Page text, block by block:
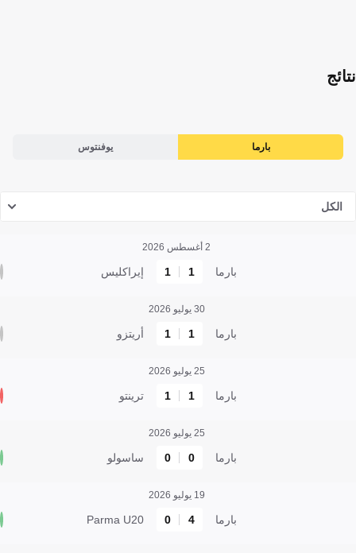
نتائج
بارما يوفنتوس
الكل
2 أغسطس 2026
بارما 1
1 إيراكليس
30 يوليو 2026
بارما 1
1 أريتزو
25 يوليو 2026
بارما 1
1 ترينتو
25 يوليو 2026
بارما 0
0 ساسولو
19 يوليو 2026
بارما 4
0
Parma U20